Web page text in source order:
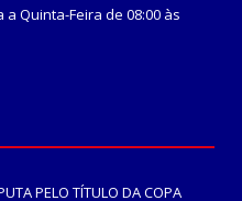
Quinta-Feira de 08:00 às
PELO TÍTULO DA COPA